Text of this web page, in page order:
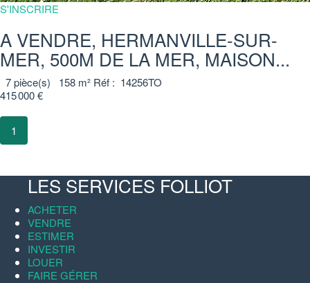
S'INSCRIRE
A VENDRE, HERMANVILLE-SUR-
MER, 500M DE LA MER, MAISON...
7pièce(s) 158 m² Réf : 14256TO
415 000 €
1
LES SERVICES FOLLIOT
ACHETER
VENDRE
ESTIMER
INVESTIR
LOUER
FAIRE GÉRER